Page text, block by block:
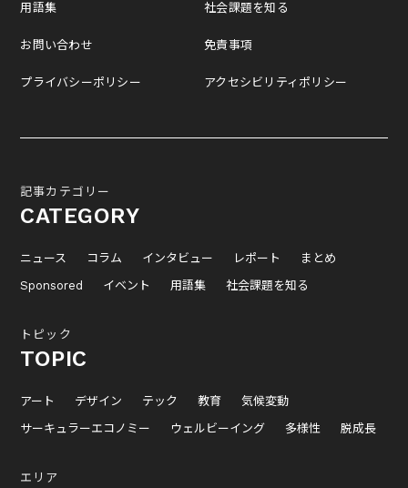
用語集
お問い合わせ
プライバシーポリシー
社会課題を知る
免責事項
アクセシビリティポリシー
記事カテゴリー
CATEGORY
ニュース コラム インタビュー レポート
まとめ
Sponsored
イベント 用語集 社会課題を知る
トピック
TOPIC
アート デザイン テック 教育
気候変動
サーキュラーエコノミー
ウェルビーイング 多様性 脱成長
エリア